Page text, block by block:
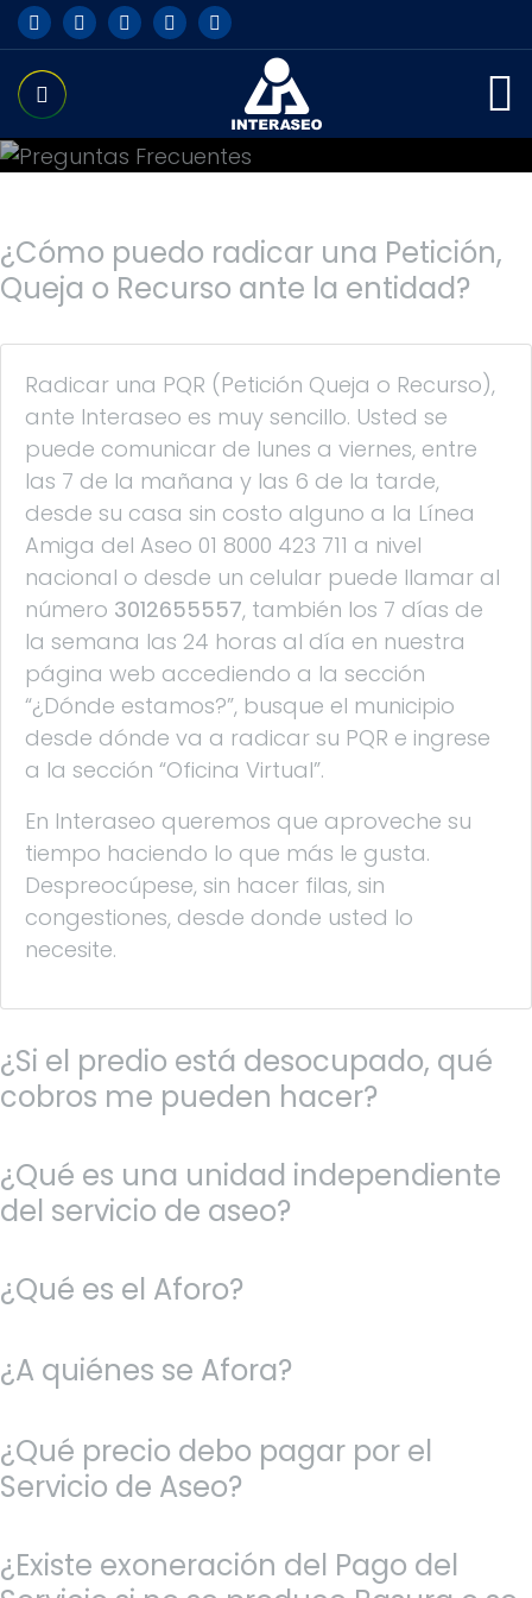
Preguntas Frecuentes
¿Cómo puedo radicar una Petición,
Queja o Recurso ante la entidad?
Radicar una PQR (Petición Queja o Recurso),
ante Interaseo es muy sencillo. Usted se
puede comunicar de lunes a viernes, entre
las 7 de la mañana y las 6 de la tarde,
desde su casa sin costo alguno a la Línea
Amiga del Aseo 01 8000 423 711 a nivel
nacional o desde un celular puede llamar al
número 3012655557, también los 7 días de
la semana las 24 horas al día en nuestra
página web accediendo a la sección
“¿Dónde estamos?”, busque el municipio
desde dónde va a radicar su PQR e ingrese
a la sección “Oficina Virtual”.
En Interaseo queremos que aproveche su
tiempo haciendo lo que más le gusta.
Despreocúpese, sin hacer filas, sin
congestiones, desde donde usted lo
necesite.
¿Si el predio está desocupado, qué
cobros me pueden hacer?
¿Qué es una unidad independiente
del servicio de aseo?
¿Qué es el Aforo?
¿A quiénes se Afora?
¿Qué precio debo pagar por el
Servicio de Aseo?
¿Existe exoneración del Pago del